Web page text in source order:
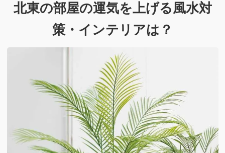
北東の部屋の運気を上げる風水対
策・インテリアは？